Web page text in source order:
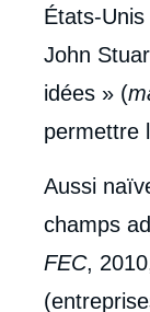
États-Unis
John
idées » (
permettre
Aussi
champs
FEC,